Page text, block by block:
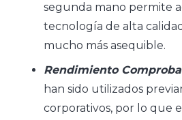
segunda mano permite
tecnología de alta
mucho más asequible.
Rendimiento
han sido utilizados
corporativos, por lo que